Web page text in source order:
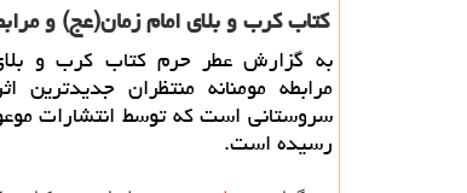
كتاب كرب و بلای امام زمان(عج) و
به گزارش عطر حرم كتاب كرب و
مرابطه مومنانه منتظران جدیدترین
سروستانی است كه توسط انتشارات
رسیده است.